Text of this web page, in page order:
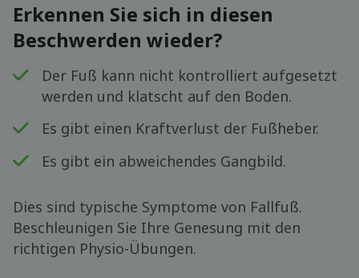
Erkennen Sie sich in diesen
Beschwerden wieder?
Der Fuß kann nicht kontrolliert aufgesetzt
werden und klatscht auf den Boden.
Es gibt einen Kraftverlust der Fußheber.
Es gibt ein abweichendes Gangbild.
Dies sind typische Symptome von Fallfuß.
Beschleunigen Sie Ihre Genesung mit den
richtigen Physio-Übungen.